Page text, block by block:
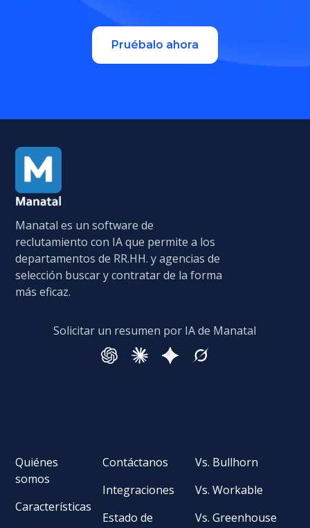
Pruébalo ahora
Manatal es un software de
reclutamiento con IA que permite a los
departamentos de RR.HH. y agencias de
selección buscar y contratar de la forma
más eficaz.
Solicitar un resumen por IA de Manatal
Quiénes
somos
Características
Contáctanos
Integraciones
Estado de
Vs. Bullhorn
Vs. Workable
Vs. Greenhouse